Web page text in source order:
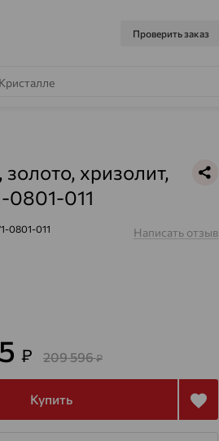
Проверить заказ
золото, хризолит,
0801-011
0801-011 Написать отзыв
₽ 209 596₽
Купить